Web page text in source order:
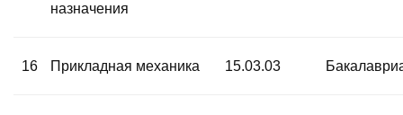
назначения
16 Прикладная механика 15.03.03